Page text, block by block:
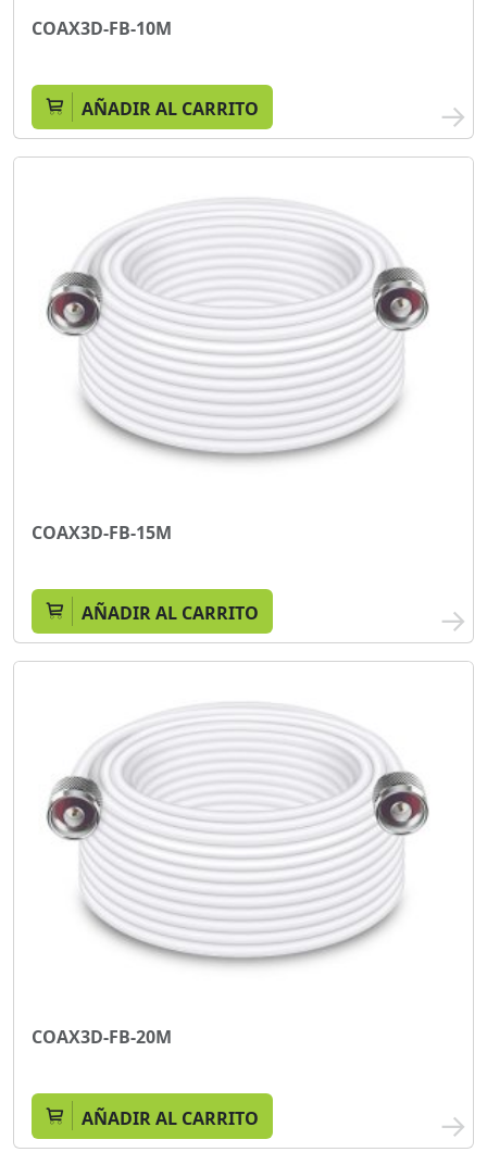
COAX3D-FB-10M
AÑADIR AL CARRITO
COAX3D-FB-15M
AÑADIR AL CARRITO
COAX3D-FB-20M
AÑADIR AL CARRITO